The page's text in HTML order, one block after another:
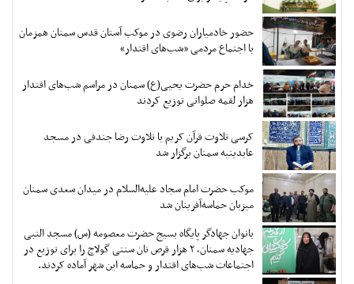
حضور خادمیاران رضوی در موکب آستان قدس سمنان همزمان
با اجتماع مردمی «شب‌های اقتدار»
خدام حرم حضرت یحیی(ع) سمنان در مراسم شب‌های اقتدار
هزار لقمه صلواتی توزیع کردند
کرسی تلاوت قرآن کریم با تلاوت رضا جندقی در مسجد
عابدینیه سمنان برگزار شد
موکب حضرت امام سجاد علیه‌السلام در میدان سعدی سمنان
میزبان حماسه‌آفرینان شد
بانوان جهادگر پایگاه بسیج حضرت معصومه (س) مسجد النبی
جهادیه سمنان، ۲ هزار قرص نان سنتی گولاچ را برای توزیع در
اجتماعات شب‌های اقتدار و حماسه این شهر آماده کردند.